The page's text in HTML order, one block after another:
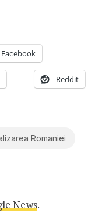
Facebook
Reddit
Romaniei
News.